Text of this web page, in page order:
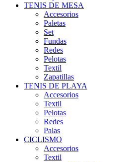
TENIS DE MESA
Accesorios
Paletas
Set
Fundas
Redes
Pelotas
Textil
Zapatillas
TENIS DE PLAYA
Accesorios
Textil
Pelotas
Redes
Palas
CICLISMO
Accesorios
Textil